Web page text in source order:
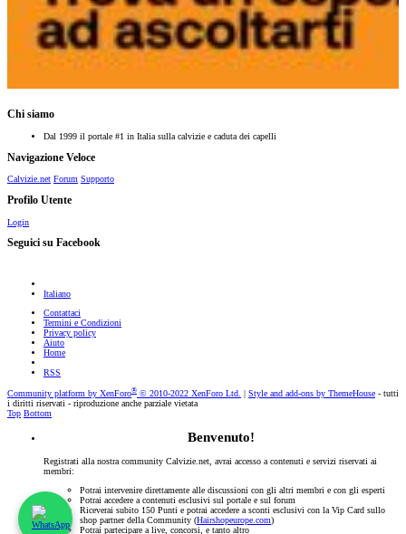
Chi siamo
Dal 1999 il portale #1 in Italia sulla calvizie e caduta dei capelli
Navigazione Veloce
Calvizie.net Forum Supporto
Profilo Utente
Login
Seguici su Facebook
Italiano
Contattaci
Termini e Condizioni
Privacy policy
Aiuto
Home
RSS
Community platform by XenForo® © 2010-2022 XenForo Ltd. Style and add-ons by ThemeHouse - tutti
i diritti riservati - riproduzione anche parziale vietata
Top Bottom
Benvenuto!
Registrati alla nostra community Calvizie.net, avrai accesso a contenuti e servizi riservati ai
membri:
Potrai intervenire direttamente alle discussioni con gli altri membri e con gli esperti
Potrai accedere a contenuti esclusivi sul portale e sul forum
Riceverai subito 150 Punti e potrai accedere a sconti esclusivi con la Vip Card sullo
shop partner della Community (Hairshopeurope.com)
Potrai partecipare a live, concorsi, e tanto altro